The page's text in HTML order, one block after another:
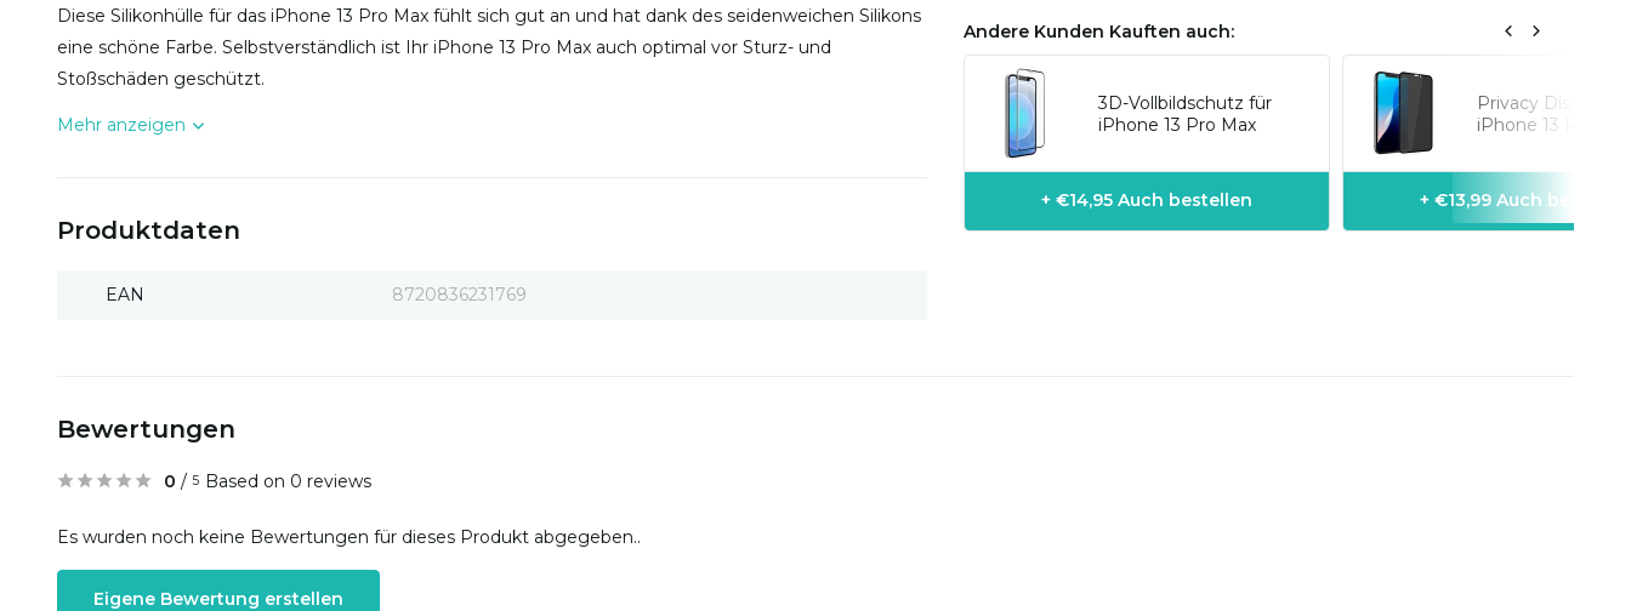
Diese Silikonhülle für das iPhone 13 Pro Max fühlt sich gut an und hat dank des seidenweichen Silikons
eine schöne Farbe. Selbstverständlich ist Ihr iPhone 13 Pro Max auch optimal vor Sturz- und
Stoßschäden geschützt.
Mehr anzeigen
Produktdaten
EAN 8720836231769
Andere Kunden Kauften auch:
3D-Vollbildschutz für
iPhone 13 Pro Max
+ €14,95 Auch bestellen
Privacy
iPhone 13 Pro
+ €13,99 Auch bestellen
Bewertungen
0 / 5 Based on 0 reviews
Es wurden noch keine Bewertungen für dieses Produkt abgegeben..
Eigene Bewertung erstellen